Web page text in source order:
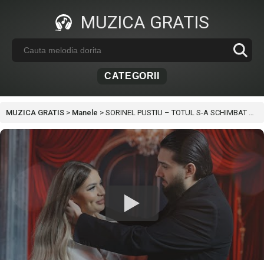
MUZICA GRATIS
CATEGORII
MUZICA GRATIS > Manele > SORINEL PUSTIU – TOTUL S-A SCHIMBAT CU TINE